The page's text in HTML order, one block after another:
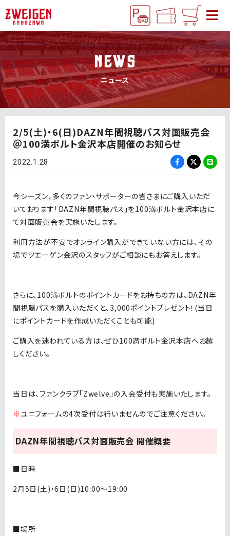
NEWS
ニュース
2/5(土)・6(日)DAZN年間視聴パス対面販売会
＠100満ボルト金沢本店開催のお知らせ
2022.1.28
今シーズン、多くのファン・サポーターの皆さまにご購入いただ
いております「DAZN年間視聴パス」を100満ボルト金沢本店に
て対面販売会を実施いたします。
利用方法が不安でオンライン購入ができていない方には、その
場でツエーゲン金沢のスタッフがご相談にもお答えします。
さらに、100満ボルトのポイントカードをお持ちの方は、DAZN年
間視聴パスを購入いただくと、3,000ポイントプレゼント！(当日
にポイントカードを作成いただくことも可能)
ご購入を迷われている方は、ぜひ100満ボルト金沢本店へお越
しください。
当日は、ファンクラブ「Zwelve」の入会受付も実施いたします。
※ ユニフォームの4次受付は行いませんのでご注意ください。
DAZN年間視聴パス対面販売会 開催概要
■日時
2月5日(土)・6日(日)10:00〜19:00
■場所